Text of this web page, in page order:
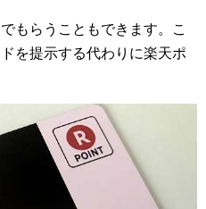
もらうこともできます。こ
を提示する代わりに楽天ポ